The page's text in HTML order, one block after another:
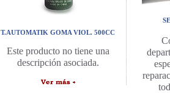
T.AUTOMATIK GOMA VIOL. 500CC
Este producto no tiene una
descripción asociada.